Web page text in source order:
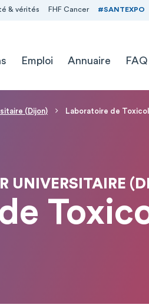
& vérités FHF Cancer #SANTEXPO
Emploi Annuaire
(Dijon) Laboratoire de
UNIVERSITAIRE